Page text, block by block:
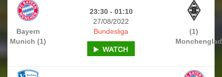
23:30 - 01:10
27/08/2022
Bayern
Munich (1)
(1)
Bundesliga